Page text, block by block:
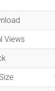
Views